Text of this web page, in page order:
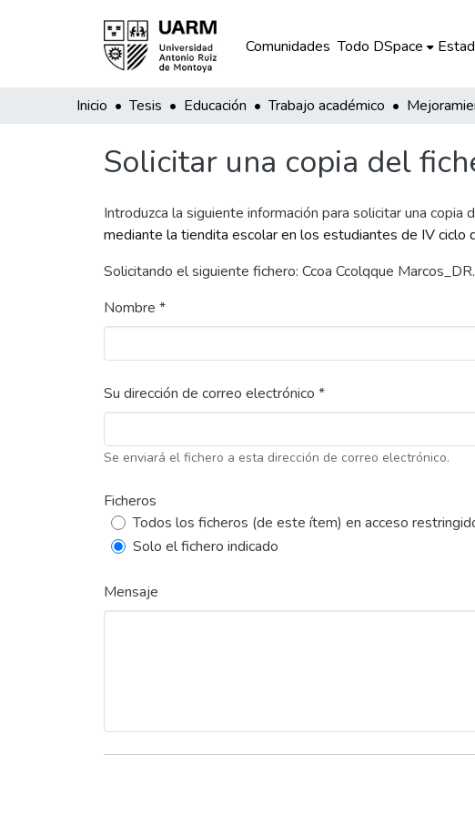
Comunidades Todo DSpace
Inicio Tesis Educación Trabajo académico
Solicitar una copia del
Introduzca la siguiente información para solicitar una copia
mediante la tiendita escolar en los estudiantes de IV
Solicitando el siguiente fichero: Ccoa Ccolqque
Nombre *
Su dirección de correo electrónico *
Se enviará el fichero a esta dirección de correo electrónico.
Ficheros
Todos los ficheros (de este ítem) en acceso
Solo el fichero indicado
Mensaje